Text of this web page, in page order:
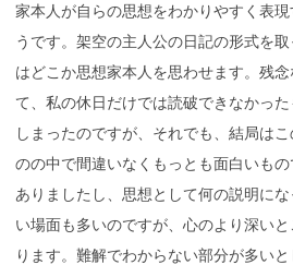
家本人が自らの思想をわかりやすく表
うです。架空の主人公の日記の形式を
はどこか思想家本人を思わせます。残
て、私の休日だけでは読破できなかっ
しまったのですが、それでも、結局は
のの中で間違いなくもっとも面白いも
ありましたし、思想として何の説明に
い場面も多いのですが、心のより深い
ります。難解でわからない部分が多い